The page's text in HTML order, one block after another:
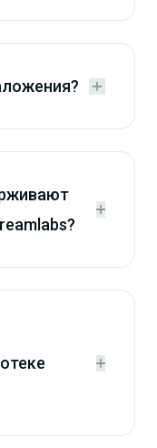





